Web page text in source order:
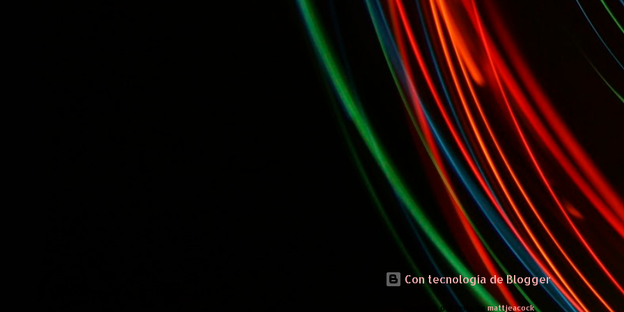
Con tecnología de Blogger
Imágenes del tema demattjeacock